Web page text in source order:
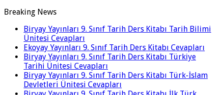
Breaking News
Biryay Yayınları 9. Sınıf Tarih Ders Kitabı Tarih Bilimi
Ünitesi Cevapları
Ekoyay Yayınları 9. Sınıf Tarih Ders Kitabı Cevapları
Biryay Yayınları 9. Sınıf Tarih Ders Kitabı Türkiye
Tarihi Ünitesi Cevapları
Biryay Yayınları 9. Sınıf Tarih Ders Kitabı Türk-İslam
Devletleri Ünitesi Cevapları